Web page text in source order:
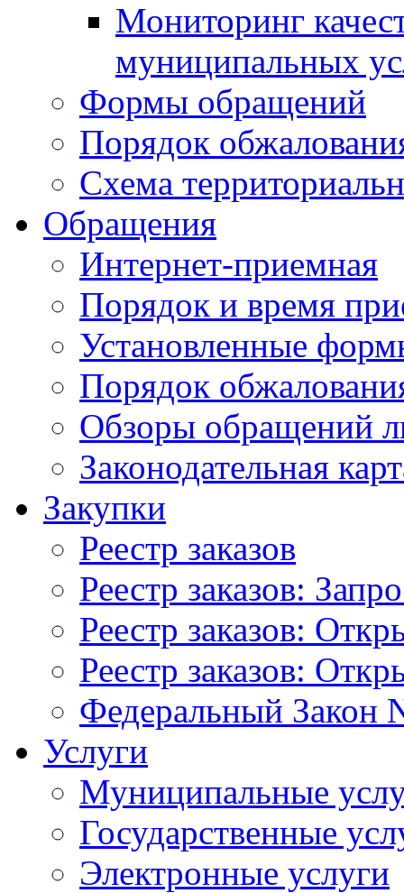
Мониторинг
муниципальных
Формы обращений
Порядок
Схема
Обращения
Интернет-приемная
Порядок и время
Установленные
Порядок
Обзоры обращений
Законодательная
Закупки
Реестр заказов
Реестр заказов:
Реестр заказов:
Реестр заказов:
Федеральный Закон
Услуги
Муниципальные
Государственные
Электронные услуги